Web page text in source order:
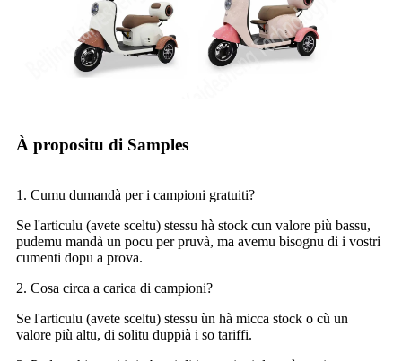
À propositu di Samples
1. Cumu dumandà per i campioni gratuiti?
Se l'articulu (avete sceltu) stessu hà stock cun valore più bassu,
pudemu mandà un pocu per pruvà, ma avemu bisognu di i vostri
cumenti dopu a prova.
2. Cosa circa a carica di campioni?
Se l'articulu (avete sceltu) stessu ùn hà micca stock o cù un
valore più altu, di solitu duppià i so tariffi.